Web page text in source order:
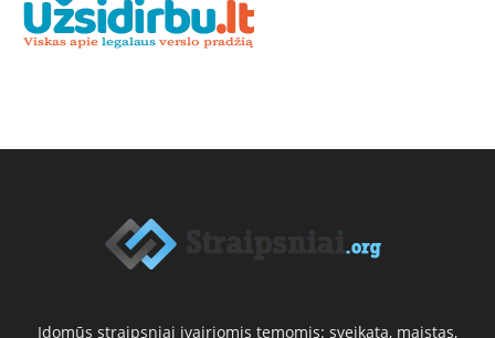
Įdomūs straipsniai įvairiomis temomis: sveikata, maistas,